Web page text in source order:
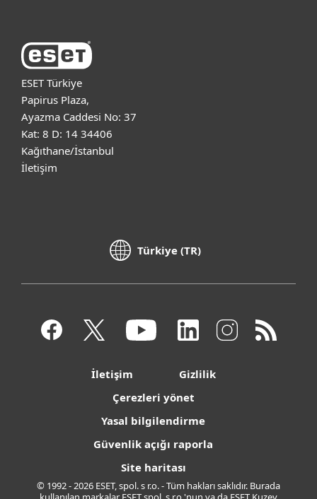
ESET Türkiye
Papirus Plaza,
Ayazma Caddesi No: 37
Kat: 8 D: 14 34406
Kağıthane/İstanbul
İletişim
Türkiye (TR)
İletişim
Gizlilik
Çerezleri yönet
Yasal bilgilendirme
Güvenlik açığı raporla
Site haritası
© 1992 - 2026 ESET, spol. s r.o. - Tüm hakları saklıdır. Burada